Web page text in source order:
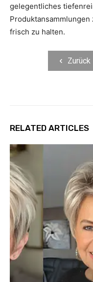
gelegentliches
frisch zu halten.
Zurück
RELATED ARTICLES